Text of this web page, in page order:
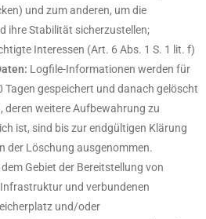
und zum anderen, um die
ihre Stabilität sicherzustellen;
Interessen (Art. 6 Abs. 1 S. 1 lit. f)
Logfile-Informationen werden für
Tagen gespeichert und danach gelöscht
deren weitere Aufbewahrung zu
ist, sind bis zur endgültigen Klärung
der Löschung ausgenommen.
Gebiet der Bereitstellung von
und verbundenen
und/oder